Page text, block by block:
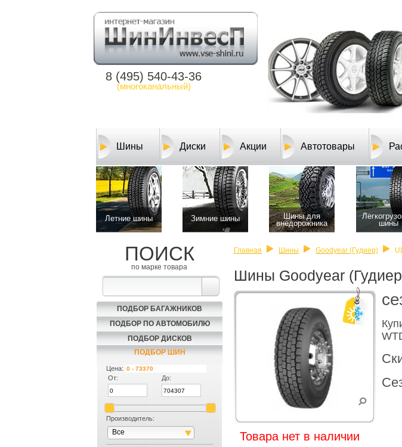
8 (495) 540-43-36
(многоканальный)
Шины Диски Акции Автотовары
Летние шины Зимние шины
Шины для
внедорожника
шины
ПОИСК
по марке товара
ПОДБОР БАГАЖНИКОВ
ПОДБОР ПО АВТОМОБИЛЮ
ПОДБОР ДИСКОВ
ПОДБОР ШИН
Цена:
От:
До:
Производитель:
Все
Главная Шины Goodyear (Гудиер)
Шины Goodyear
Товара нет в наличии